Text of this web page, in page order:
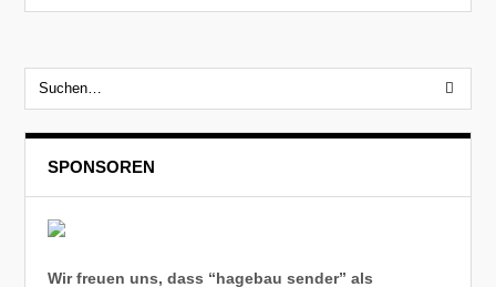
SPONSOREN
Wir freuen uns, dass “hagebau sender” als